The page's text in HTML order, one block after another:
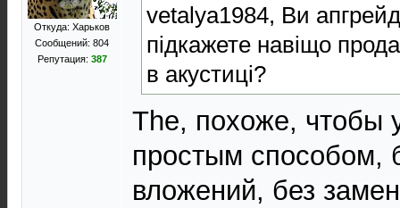
Откуда: Харьков
Сообщений: 804
Репутация: 387
vetalya1984, Ви
підкажете навіщо
в акустиці?
The, похоже, чтобы
простым способом,
вложений, без